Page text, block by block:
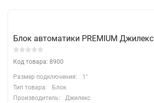
Блок автоматики PREMIUM Джилекс
Код товара: 8900
Размер подключения:
1"
Тип товара:
Блок
Производитель:
Джилекс